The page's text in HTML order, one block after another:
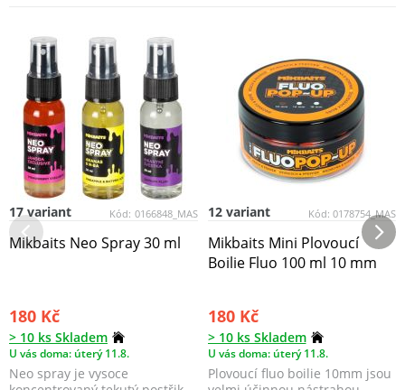
Kód: 0166848_MAS
17 variant
Mikbaits Neo Spray 30 ml
180 Kč
> 10 ks Skladem
U vás doma: úterý 11.8.
Neo spray je vysoce
Kód: 0178754_MAS
12 variant
Mikbaits Mini Plovoucí
Boilie Fluo 100 ml 10 mm
180 Kč
> 10 ks Skladem
U vás doma: úterý 11.8.
Plovoucí fluo boilie 10mm jsou